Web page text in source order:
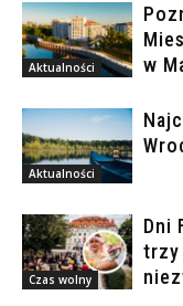
Aktualności
w
Aktualności
Czas wolny
Dni
trzy